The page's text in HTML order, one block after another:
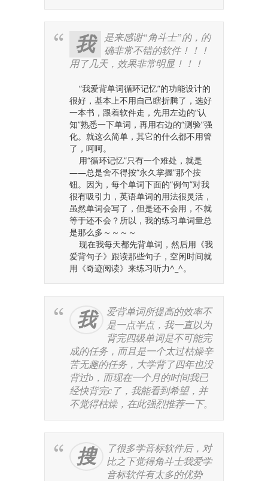
我
是来感谢“角斗士”的，的
确非常不错的软件！！！
用了几天，效果非常明显！！！
“我爱背单词循环记忆”的功能设计的
很好，基本上不用自己瞎折腾了，选好
一本书，跟着软件走，先用左边的“认
知”熟悉一下单词，再用右边的“测验”强
化。就这么简单，其它的什么都不用管
了，呵呵。
用“循环记忆”只有一个难处，就是
——总是舍不得按“永久掌握”那个按
钮。因为，每个单词下面的“例句”对我
很有吸引力，英语单词的用法很灵活，
虽然单词会写了，但是还不会用，不就
等于还不会？所以，我的练习单词量总
是那么多～～～～
现在我每天都先背单词，然后用《我
爱背句子》跟读那些句子，空闲时间就
用《奇迹阅读》来练习听力^_^。
我
爱背单词所提高的效率不
是一点半点，我一直以为
背完四级单词是不可能完
成的任务，而且是一个太过枯燥辛
苦无趣的任务，大学背了四年也没
背过b，而现在一个月的时间我已
经快背完c了，我能看到希望，并
不觉得枯燥，在此强烈推荐一下。
搜
了很多学音标软件后，对
比之下觉得角斗士我爱学
音标软件有太多的优势